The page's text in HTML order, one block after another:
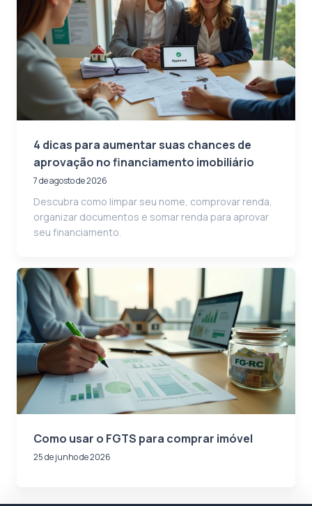
4 dicas para aumentar suas chances de
aprovação no financiamento imobiliário
7 de agosto de 2026
Descubra como limpar seu nome, comprovar renda,
organizar documentos e somar renda para aprovar
seu financiamento.
Como usar o FGTS para comprar imóvel
25 de junho de 2026